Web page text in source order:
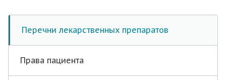
Перечни лекарственных препаратов
Права пациента